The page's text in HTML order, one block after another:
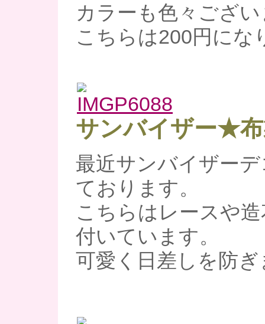
カラーも色々ござ
こちらは200円に
サンバイザー★
最近サンバイザー
ております。
こちらはレースや
付いています。
可愛く日差しを防ぎ